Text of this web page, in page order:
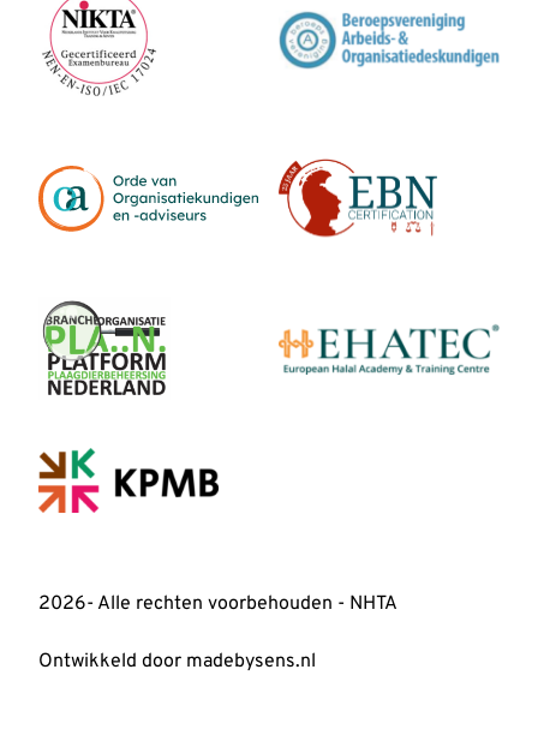
2026- Alle rechten voorbehouden - NHTA
Ontwikkeld door madebysens.nl